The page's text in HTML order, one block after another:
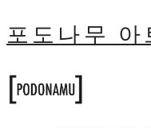
포도나무 아